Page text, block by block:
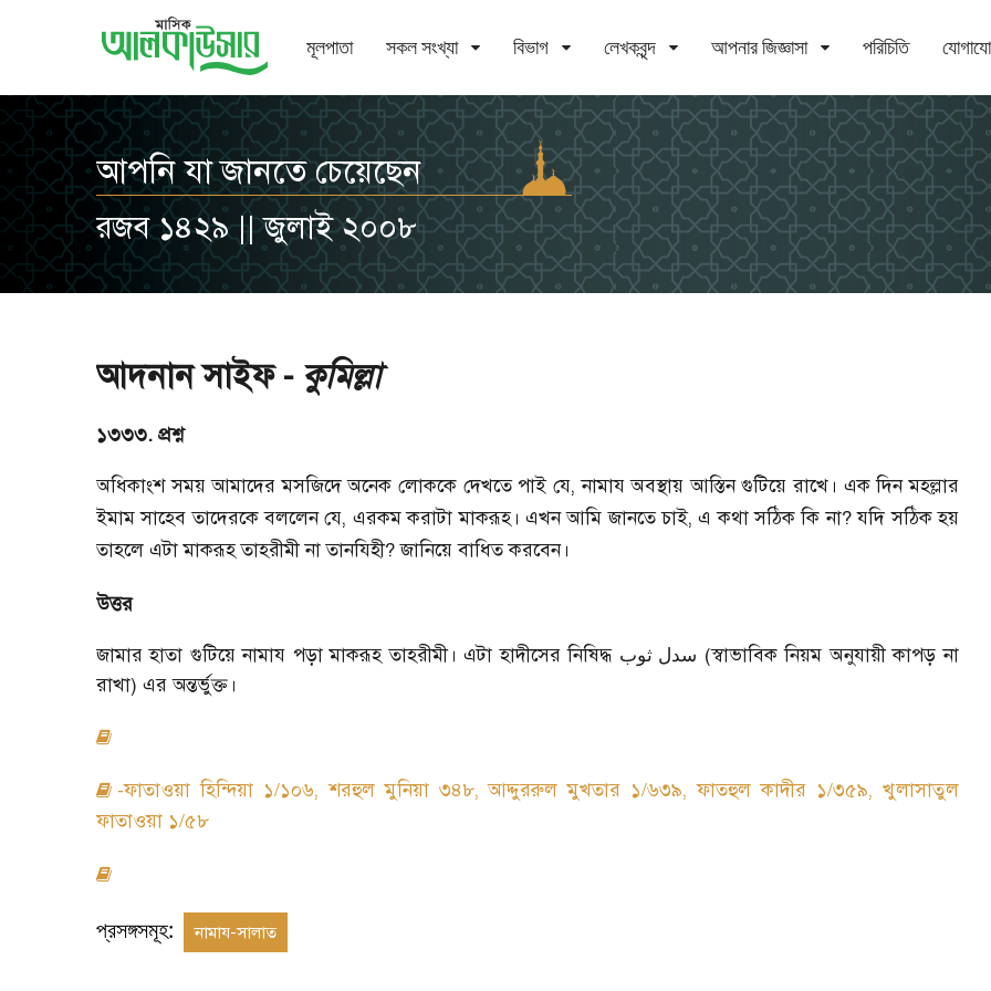
মূলপাতা সকল সংখ্যা বিভাগ লেখকবৃন্দ আপনার জিজ্ঞাসা পরিচিতি
আপনি যা জানতে চেয়েছেন
রজব ১৪২৯ || জুলাই ২০০৮
আদনান সাইফ - কুমিল্লা
১৩৩৩. প্রশ্ন
অধিকাংশ সময় আমাদের মসজিদে অনেক লোককে দেখতে পাই যে, নামায অবস্থায় আস্তিন গুটিয়ে রাখে। এক দিন মহল্লার
ইমাম সাহেব তাদেরকে বললেন যে, এরকম করাটা মাকরূহ। এখন আমি জানতে চাই, এ কথা সঠিক কি না? যদি সঠিক হয়
তাহলে এটা মাকরূহ তাহরীমী না তানযিহী? জানিয়ে বাধিত করবেন।
উত্তর
জামার হাতা গুটিয়ে নামায পড়া মাকরূহ তাহরীমী। এটা হাদীসের নিষিদ্ধ سدل ثوب (স্বাভাবিক নিয়ম অনুযায়ী কাপড় না
রাখা) এর অন্তর্ভুক্ত।
-ফাতাওয়া হিন্দিয়া ১/১০৬, শরহুল মুনিয়া ৩৪৮, আদ্দুররুল মুখতার ১/৬৩৯, ফাতহুল কাদীর ১/৩৫৯, খুলাসাতুল
ফাতাওয়া ১/৫৮
প্রসঙ্গসমূহ: নামায-সালাত